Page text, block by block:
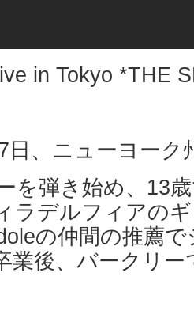
in Tokyo *THE
日、ニューヨー
を弾き始め、13
ラデルフィアの
の仲間の推薦
業後、バークリ